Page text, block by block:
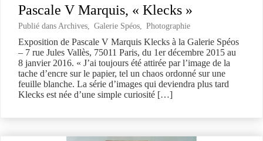
Pascale V Marquis, « Klecks »
Publié dans Archives, Galerie Spéos, Photographie
Exposition de Pascale V Marquis Klecks à la Galerie Spéos
– 7 rue Jules Vallès, 75011 Paris, du 1er décembre 2015 au
8 janvier 2016. « J’ai toujours été attirée par l’image de la
tache d’encre sur le papier, tel un chaos ordonné sur une
feuille blanche. La série d’images qui deviendra plus tard
Klecks est née d’une simple curiosité […]